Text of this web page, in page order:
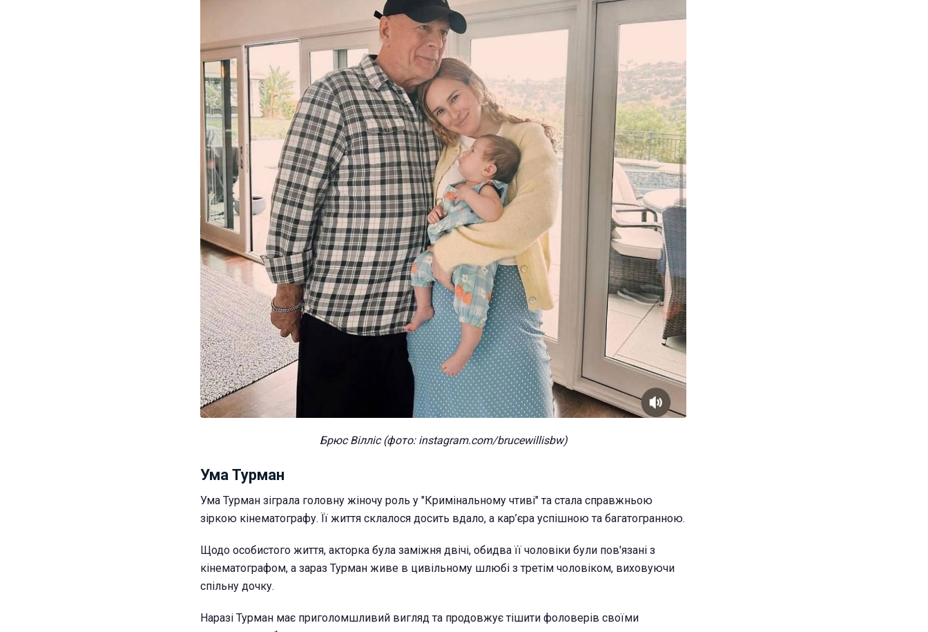
Брюс Вілліс (фото: instagram.com/brucewillisbw)
Ума Турман
Ума Турман зіграла головну жіночу роль у "Кримінальному чтиві" та стала справжньою
зіркою кінематографу. Її життя склалося досить вдало, а кар’єра успішною та багатогранною.
Щодо особистого життя, акторка була заміжня двічі, обидва її чоловіки були пов'язані з
кінематографом, а зараз Турман живе в цивільному шлюбі з третім чоловіком, виховуючи
спільну дочку.
Наразі Турман має приголомшливий вигляд та продовжує тішити фоловерів своїми